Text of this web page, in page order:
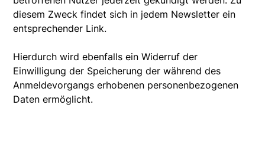
diesem Zweck findet sich in jedem Newsletter ein
entsprechender Link.
Hierdurch wird ebenfalls ein Widerruf der
Einwilligung der Speicherung der während des
Anmeldevorgangs erhobenen personenbezogenen
Daten ermöglicht.